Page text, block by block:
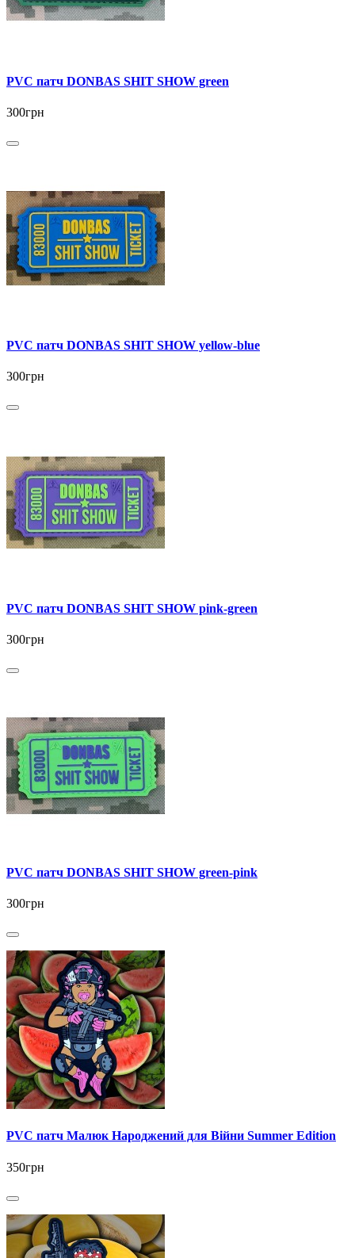
PVC патч DONBAS SHIT SHOW green
300грн
PVC патч DONBAS SHIT SHOW yellow-blue
300грн
PVC патч DONBAS SHIT SHOW pink-green
300грн
PVC патч DONBAS SHIT SHOW green-pink
300грн
PVC патч Малюк Народжений для Війни Summer Edition
350грн